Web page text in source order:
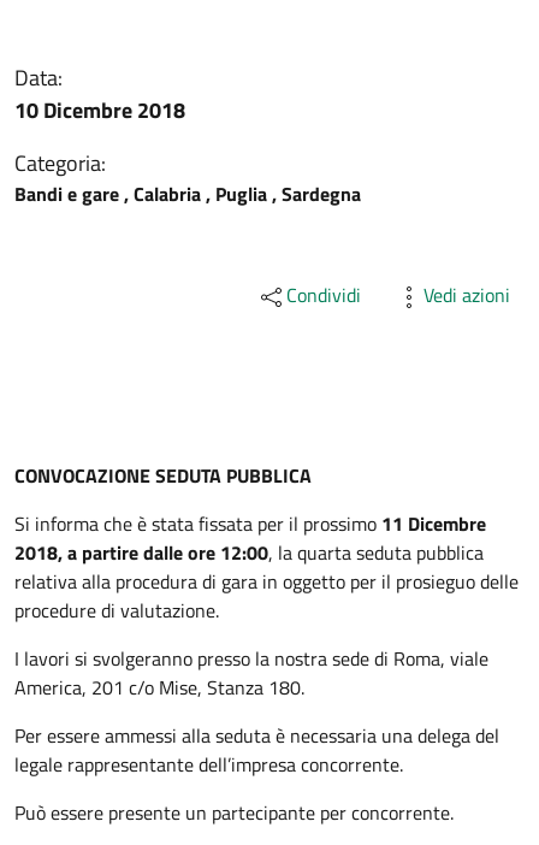
Data:
10 Dicembre 2018
Categoria:
Bandi e gare , Calabria , Puglia , Sardegna
Condividi Vedi azioni
CONVOCAZIONE SEDUTA PUBBLICA
Si informa che è stata fissata per il prossimo 11 Dicembre
2018, a partire dalle ore 12:00, la quarta seduta pubblica
relativa alla procedura di gara in oggetto per il prosieguo delle
procedure di valutazione.
I lavori si svolgeranno presso la nostra sede di Roma, viale
America, 201 c/o Mise, Stanza 180.
Per essere ammessi alla seduta è necessaria una delega del
legale rappresentante dell’impresa concorrente.
Può essere presente un partecipante per concorrente.